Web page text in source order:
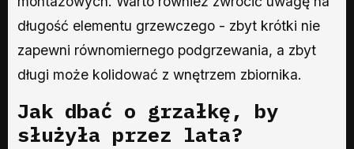
długość elementu grzewczego - zbyt krótki nie
zapewni równomiernego podgrzewania, a zbyt
długi może kolidować z wnętrzem zbiornika.
Jak dbać o grzałkę, by
służyła przez lata?